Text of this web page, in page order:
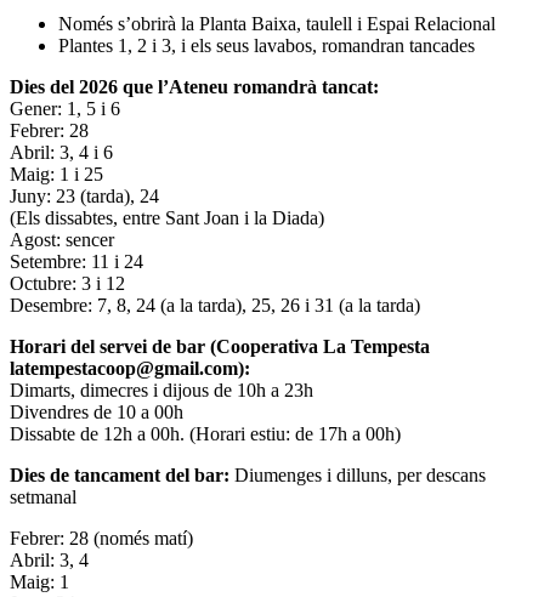
Només s’obrirà la Planta Baixa, taulell i Espai Relacional
Plantes 1, 2 i 3, i els seus lavabos, romandran tancades
Dies del 2026 que l’Ateneu romandrà tancat:
Gener: 1, 5 i 6
Febrer: 28
Abril: 3, 4 i 6
Maig: 1 i 25
Juny: 23 (tarda), 24
(Els dissabtes, entre Sant Joan i la Diada)
Agost: sencer
Setembre: 11 i 24
Octubre: 3 i 12
Desembre: 7, 8, 24 (a la tarda), 25, 26 i 31 (a la tarda)
Horari del servei de bar (Cooperativa La Tempesta
latempestacoop@gmail.com):
Dimarts, dimecres i dijous de 10h a 23h
Divendres de 10 a 00h
Dissabte de 12h a 00h. (Horari estiu: de 17h a 00h)
Dies de tancament del bar: Diumenges i dilluns, per descans
setmanal
Febrer: 28 (només matí)
Abril: 3, 4
Maig: 1